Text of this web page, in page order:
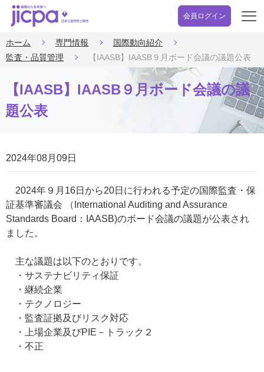
会員ログイン
開
ホーム 専門情報
国際動向紹介
監査・品質管理
【IAASB】IAASB９月ボード会議の議題公表
【IAASB】IAASB９月ボード会議の議
題公表
2024年08月09日
2024年９月16日から20日に行われる予定の国際監査・保
証基準審議会 （International Auditing and Assurance
Standards Board：IAASB)のボード会議の議題が公表され
ました。
主な議題は以下のとおりです。
・サステナビリティ保証
・継続企業
・テクノロジー
・監査証拠及びリスク対応
・上場企業及びPIE－トラック２
・不正